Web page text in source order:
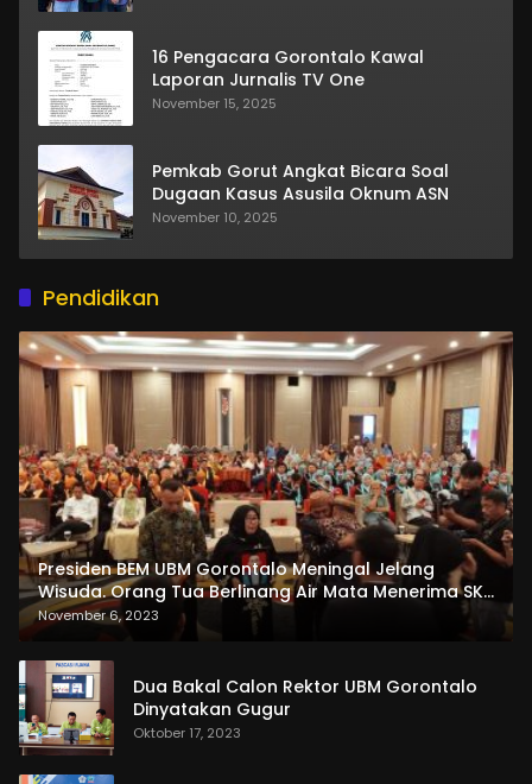
16 Pengacara Gorontalo Kawal
Laporan Jurnalis TV One
November 15, 2025
Pemkab Gorut Angkat Bicara Soal
Dugaan Kasus Asusila Oknum ASN
November 10, 2025
Pendidikan
Presiden BEM UBM Gorontalo Meningal Jelang
Wisuda. Orang Tua Berlinang Air Mata Menerima SKL
dan Pemasangan Salempang
November 6, 2023
Dua Bakal Calon Rektor UBM Gorontalo
Dinyatakan Gugur
Oktober 17, 2023